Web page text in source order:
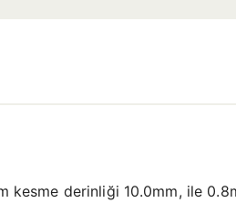
kesme derinliği 10.0mm, ile